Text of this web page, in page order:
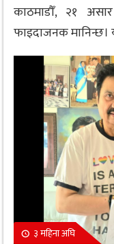
काठमाडौँ, २१
फाइदाजनक मानिन्छ।
३ महिना अघि